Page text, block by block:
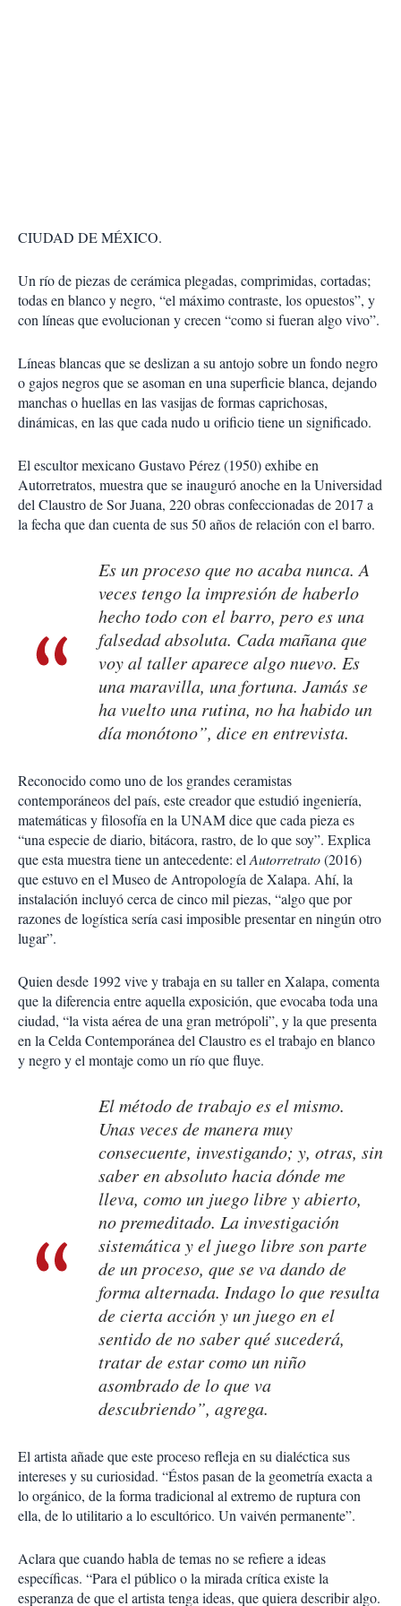
CIUDAD DE MÉXICO.
Un río de piezas de cerámica plegadas, comprimidas, cortadas;
todas en blanco y negro, “el máximo contraste, los opuestos”, y
con líneas que evolucionan y crecen “como si fueran algo vivo”.
Líneas blancas que se deslizan a su antojo sobre un fondo negro
o gajos negros que se asoman en una superficie blanca, dejando
manchas o huellas en las vasijas de formas caprichosas,
dinámicas, en las que cada nudo u orificio tiene un significado.
El escultor mexicano Gustavo Pérez (1950) exhibe en
Autorretratos, muestra que se inauguró anoche en la Universidad
del Claustro de Sor Juana, 220 obras confeccionadas de 2017 a
la fecha que dan cuenta de sus 50 años de relación con el barro.
Es un proceso que no acaba nunca. A
veces tengo la impresión de haberlo
hecho todo con el barro, pero es una
falsedad absoluta. Cada mañana que
voy al taller aparece algo nuevo. Es
una maravilla, una fortuna. Jamás se
ha vuelto una rutina, no ha habido un
día monótono”, dice en entrevista.
Reconocido como uno de los grandes ceramistas
contemporáneos del país, este creador que estudió ingeniería,
matemáticas y filosofía en la UNAM dice que cada pieza es
“una especie de diario, bitácora, rastro, de lo que soy”. Explica
que esta muestra tiene un antecedente: elAutorretrato(2016)
que estuvo en el Museo de Antropología de Xalapa. Ahí, la
instalación incluyó cerca de cinco mil piezas, “algo que por
razones de logística sería casi imposible presentar en ningún otro
lugar”.
Quien desde 1992 vive y trabaja en su taller en Xalapa, comenta
que la diferencia entre aquella exposición, que evocaba toda una
ciudad, “la vista aérea de una gran metrópoli”, y la que presenta
en la Celda Contemporánea del Claustro es el trabajo en blanco
y negro y el montaje como un río que fluye.
El método de trabajo es el mismo.
Unas veces de manera muy
consecuente, investigando; y, otras, sin
saber en absoluto hacia dónde me
lleva, como un juego libre y abierto,
no premeditado. La investigación
sistemática y el juego libre son parte
de un proceso, que se va dando de
forma alternada. Indago lo que resulta
de cierta acción y un juego en el
sentido de no saber qué sucederá,
tratar de estar como un niño
asombrado de lo que va
descubriendo”, agrega.
El artista añade que este proceso refleja en su dialéctica sus
intereses y su curiosidad. “Éstos pasan de la geometría exacta a
lo orgánico, de la forma tradicional al extremo de ruptura con
ella, de lo utilitario a lo escultórico. Un vaivén permanente”.
Aclara que cuando habla de temas no se refiere a ideas
específicas. “Para el público o la mirada crítica existe la
esperanza de que el artista tenga ideas, que quiera describir algo.